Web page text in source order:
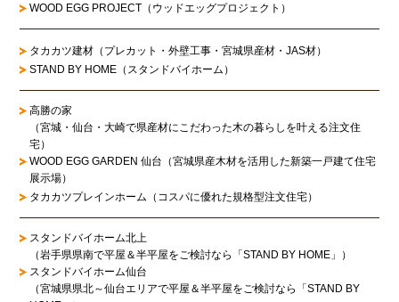
WOOD EGG PROJECT（ウッドエッグプロジェクト）
タカカツ建材（プレカット・外壁工事・宮城県産材・JAS材）
STAND BY HOME（スタンドバイホーム）
高勝の家
（宮城・仙台・大崎で県産材にこだわった木の暮らしを叶える注文住
宅）
WOOD EGG GARDEN 仙台（宮城県産木材を活用した新築一戸建て住宅
展示場）
タカカツプレインホーム（コスパに優れた規格型注文住宅）
スタンドバイホーム北上
（岩手県県南で平屋＆半平屋をご検討なら「STAND BY HOME」）
スタンドバイホーム仙台
（宮城県県北～仙台エリアで平屋＆半平屋をご検討なら「STAND BY